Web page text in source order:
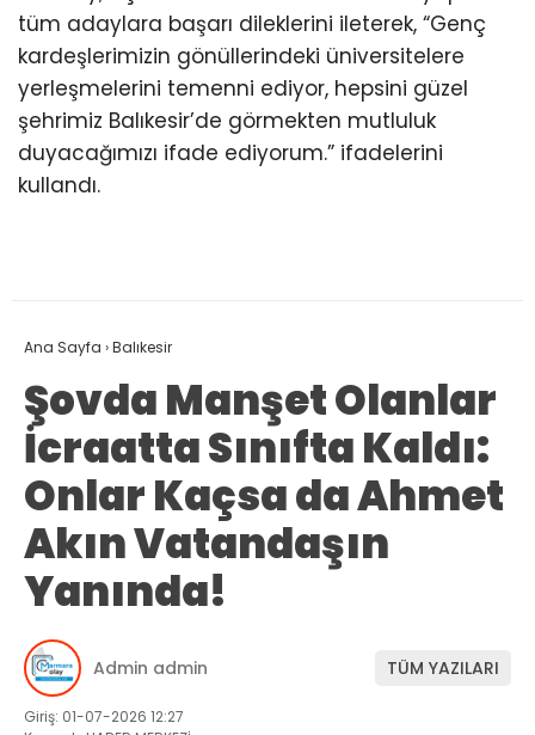
tüm adaylara başarı dileklerini ileterek, “Genç
kardeşlerimizin gönüllerindeki üniversitelere
yerleşmelerini temenni ediyor, hepsini güzel
şehrimiz Balıkesir’de görmekten mutluluk
duyacağımızı ifade ediyorum.” ifadelerini
kullandı.
Ana Sayfa ›Balıkesir
Şovda Manşet Olanlar
İcraatta Sınıfta Kaldı:
Onlar Kaçsa da Ahmet
Akın Vatandaşın
Yanında!
Admin admin TÜM YAZILARI
Giriş: 01-07-2026 12:27